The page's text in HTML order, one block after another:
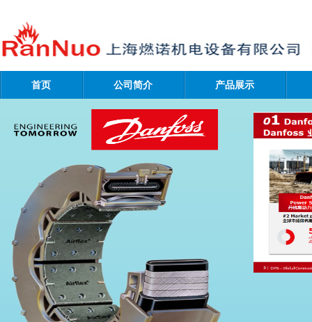
首页 公司简介 产品展示